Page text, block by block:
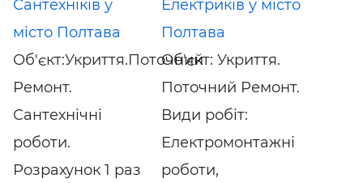
Сантехніків у
місто Полтава
Об'єкт:Укриття.Поточний
Ремонт.
Сантехнічні
роботи.
Розрахунок 1 раз
Електриків у місто
Полтава
Об'єкт: Укриття.
Поточний Ремонт.
Види робіт:
Електромонтажні
роботи,